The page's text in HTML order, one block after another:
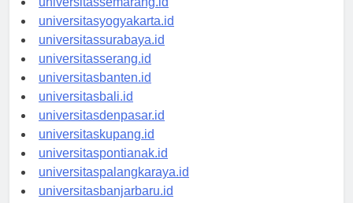
universitassemarang.id
universitasyogyakarta.id
universitassurabaya.id
universitasserang.id
universitasbanten.id
universitasbali.id
universitasdenpasar.id
universitaskupang.id
universitaspontianak.id
universitaspalangkaraya.id